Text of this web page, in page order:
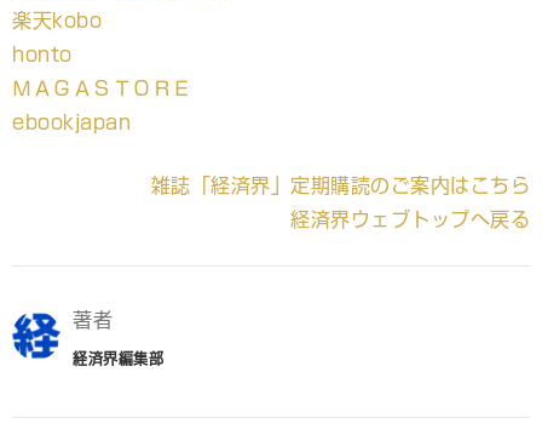
楽天kobo
honto
ＭＡＧＡＳＴＯＲＥ
ebookjapan
雑誌「経済界」定期購読のご案内はこちら
経済界ウェブトップへ戻る
著者
経済界編集部